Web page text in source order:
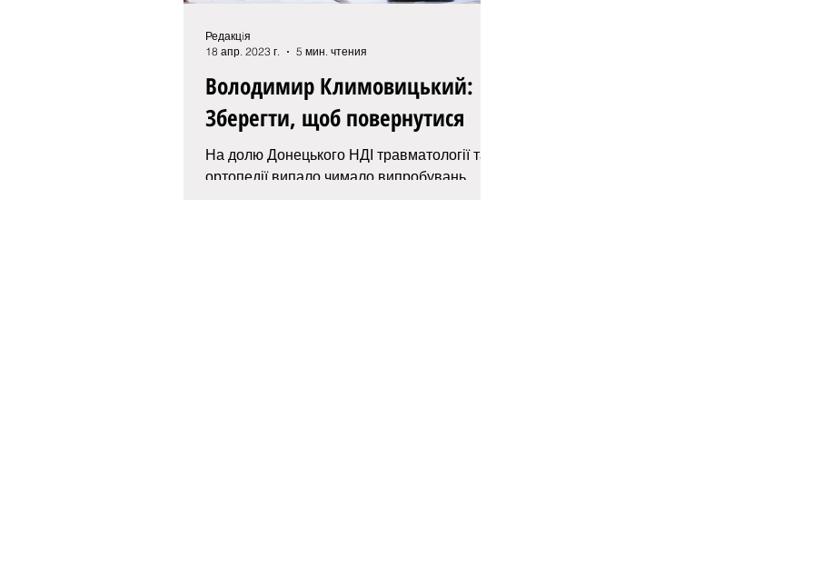
Володимир Климовицький:
Зберегти, щоб повернутися
На долю Донецького НДІ травматології та
ортопедії випало чимало випробувань.
Редакцiя
18 апр. 2023 г.
5 мин. чтения